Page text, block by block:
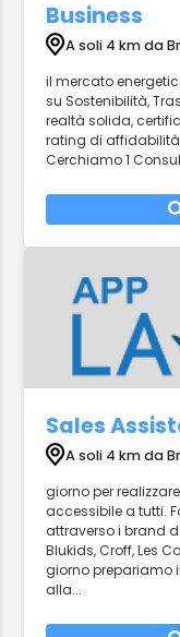
Business
A soli 4 km da
il mercato
su Sostenibilità,
realtà solida,
rating di affidabilità
Cerchiamo 1
Sales
A soli 4 km da
giorno per
accessibile a tutti.
attraverso i brand
Blukids, Croff, Les
giorno prepariamo
alla...